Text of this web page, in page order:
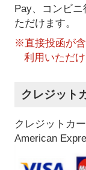
Pay、コンビ
ただけます。
※直接投函が
利用いただけ
クレジット
クレジットカ
American